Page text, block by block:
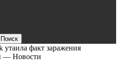
утаила факт заражения
— Новости